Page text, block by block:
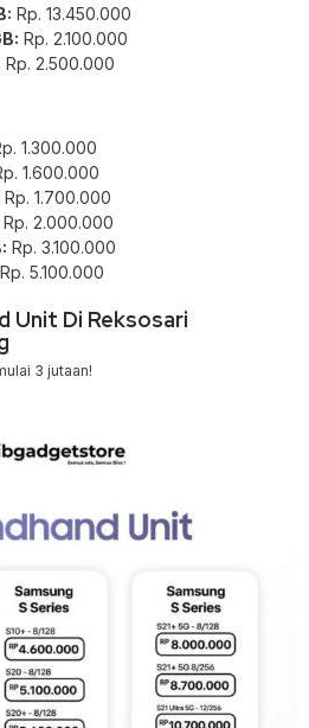
Rp. 13.450.000
Rp. 2.100.000
Rp. 2.500.000
1.300.000
1.600.000
Rp. 1.700.000
Rp. 2.000.000
Rp. 3.100.000
Rp. 5.100.000
Unit Di Reksosari
3 jutaan!